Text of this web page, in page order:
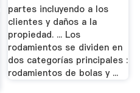
partes incluyendo a los
clientes y daños a la
propiedad. ... Los
rodamientos se dividen en
dos categorías principales :
rodamientos de bolas y ...